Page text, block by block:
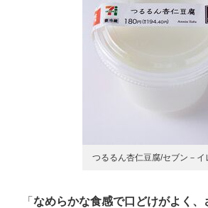
つるるん杏仁豆腐/セブン－
「 なめらかな食感で口どけがよく